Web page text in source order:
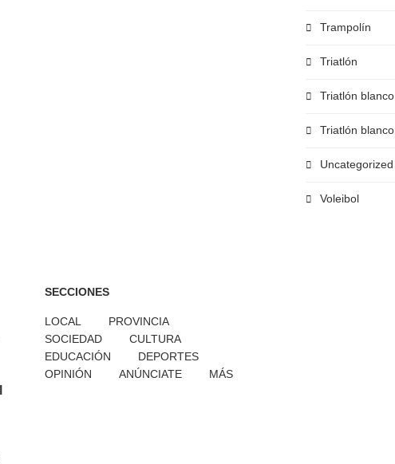
Trampolín
Triatlón
Triatlón blanco
Triatlón blanco
Uncategorized
Voleibol
SECCIONES
LOCAL
PROVINCIA
SOCIEDAD
CULTURA
EDUCACIÓN
DEPORTES
OPINIÓN
ANÚNCIATE MÁS